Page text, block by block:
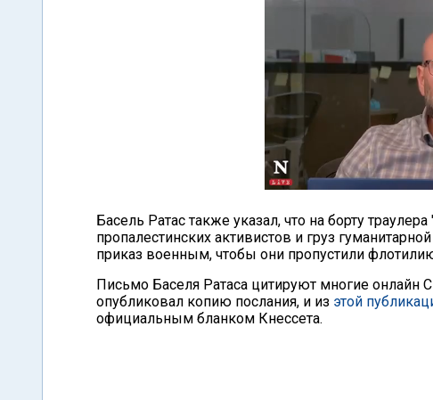
Басель Ратас также указал, что на борту
пропалестинских активистов и груз
приказ военным, чтобы они пропустили
Письмо Баселя Ратаса цитируют многие онлайн
опубликовал копию послания, и из этой
официальным бланком Кнессета.